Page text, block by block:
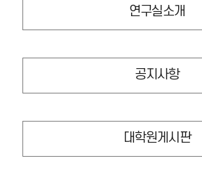
연구실소개
공지사항
대학원게시판